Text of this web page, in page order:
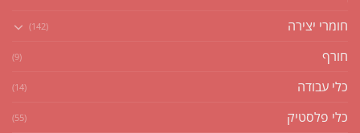
חומרי יצירה (142)
חורף (9)
כלי עבודה (14)
כלי פלסטיק (55)